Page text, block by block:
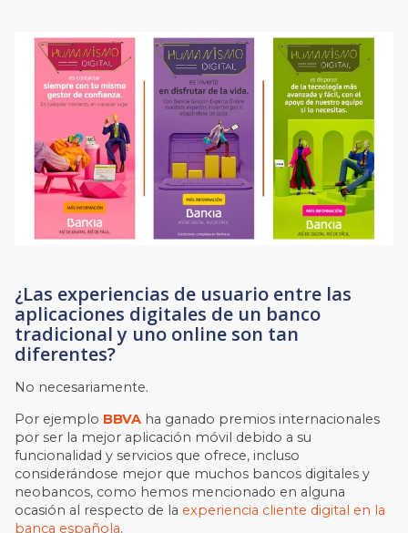
¿Las experiencias de usuario entre las
aplicaciones digitales de un banco
tradicional y uno online son tan
diferentes?
No necesariamente.
Por ejemplo BBVA ha ganado premios internacionales
por ser la mejor aplicación móvil debido a su
funcionalidad y servicios que ofrece, incluso
considerándose mejor que muchos bancos digitales y
neobancos, como hemos mencionado en alguna
ocasión al respecto de la experiencia cliente digital en la
banca española.